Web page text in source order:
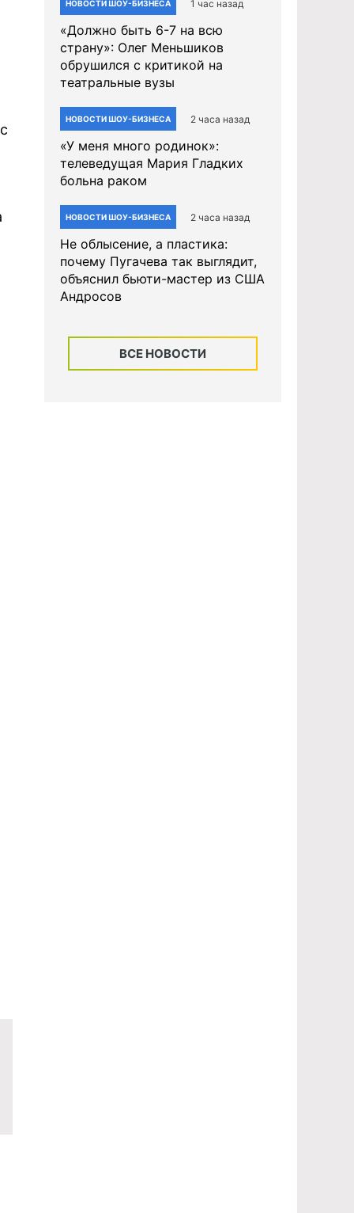
НОВОСТИ ШОУ-БИЗНЕСА 1 час назад
«Должно быть 6-7 на всю
страну»: Олег Меньшиков
обрушился с критикой на
театральные вузы
НОВОСТИ ШОУ-БИЗНЕСА 2 часа назад
«У меня много родинок»:
телеведущая Мария Гладких
больна раком
НОВОСТИ ШОУ-БИЗНЕСА 2 часа назад
Не облысение, а пластика:
почему Пугачева так выглядит,
объяснил бьюти-мастер из США
Андросов
ВСЕ НОВОСТИ